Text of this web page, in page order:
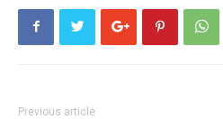
Previous article